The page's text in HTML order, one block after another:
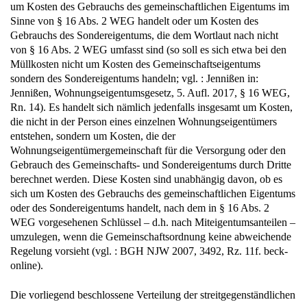
um Kosten des Gebrauchs des gemeinschaftlichen Eigentums im
Sinne von § 16 Abs. 2 WEG handelt oder um Kosten des
Gebrauchs des Sondereigentums, die dem Wortlaut nach nicht
von § 16 Abs. 2 WEG umfasst sind (so soll es sich etwa bei den
Müllkosten nicht um Kosten des Gemeinschaftseigentums
sondern des Sondereigentums handeln; vgl. : Jennißen in:
Jennißen, Wohnungseigentumsgesetz, 5. Aufl. 2017, § 16 WEG,
Rn. 14). Es handelt sich nämlich jedenfalls insgesamt um Kosten,
die nicht in der Person eines einzelnen Wohnungseigentümers
entstehen, sondern um Kosten, die der
Wohnungseigentümergemeinschaft für die Versorgung oder den
Gebrauch des Gemeinschafts- und Sondereigentums durch Dritte
berechnet werden. Diese Kosten sind unabhängig davon, ob es
sich um Kosten des Gebrauchs des gemeinschaftlichen Eigentums
oder des Sondereigentums handelt, nach dem in § 16 Abs. 2
WEG vorgesehenen Schlüssel – d.h. nach Miteigentumsanteilen –
umzulegen, wenn die Gemeinschaftsordnung keine abweichende
Regelung vorsieht (vgl. : BGH NJW 2007, 3492, Rz. 11f. beck-
online).
Die vorliegend beschlossene Verteilung der streitgegenständlichen